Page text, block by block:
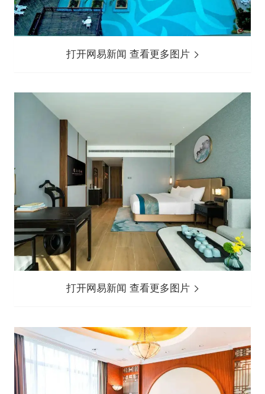
打开网易新闻 查看更多图片
打开网易新闻 查看更多图片